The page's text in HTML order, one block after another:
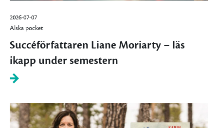
2026-07-07
Älska pocket
Succéförfattaren Liane Moriarty – läs
ikapp under semestern